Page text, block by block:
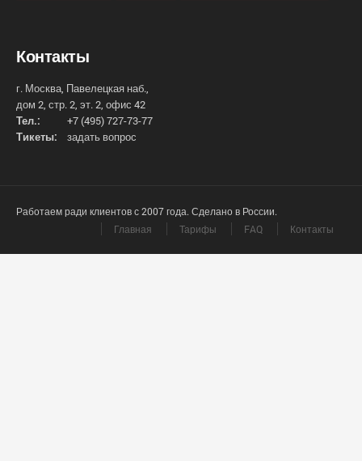
Контакты
г. Москва, Павелецкая наб.,
дом 2, стр. 2, эт. 2, офис 42
Тел.:
+7 (495) 727-73-77
Тикеты:
задать вопрос
Работаем ради клиентов с 2007 года. Сделано в России.
Главная
Тарифы FAQ Контакты